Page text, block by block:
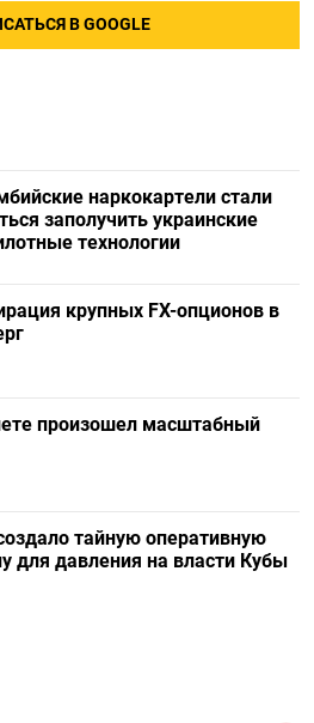
В GOOGLE
наркокартели стали
заполучить украинские
технологии
крупных FX-опционов в
произошел масштабный
тайную оперативную
для давления на власти Кубы